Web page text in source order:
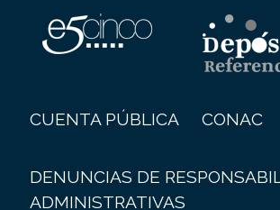
CUENTA PÚBLICA CONAC
DENUNCIAS DE
ADMINISTRATIVAS